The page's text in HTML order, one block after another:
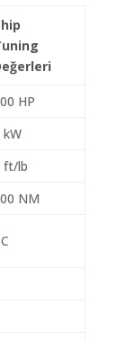
HP
kW
ft/lb
NM